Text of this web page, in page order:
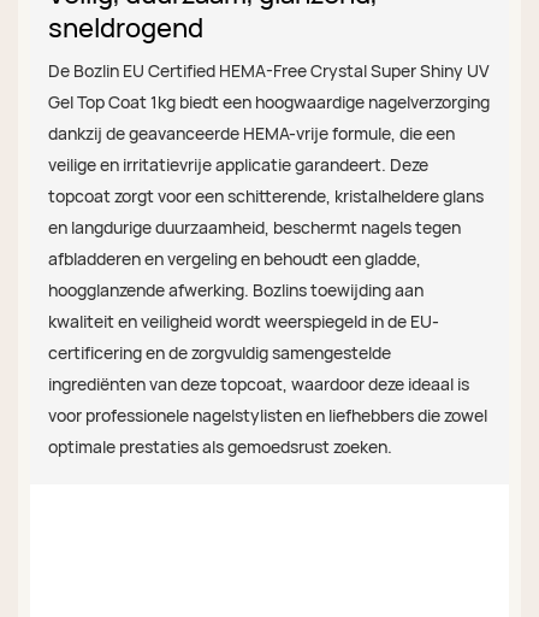
sneldrogend
De Bozlin EU Certified HEMA-Free Crystal Super Shiny UV
Gel Top Coat 1kg biedt een hoogwaardige nagelverzorging
dankzij de geavanceerde HEMA-vrije formule, die een
veilige en irritatievrije applicatie garandeert. Deze
topcoat zorgt voor een schitterende, kristalheldere glans
en langdurige duurzaamheid, beschermt nagels tegen
afbladderen en vergeling en behoudt een gladde,
hoogglanzende afwerking. Bozlins toewijding aan
kwaliteit en veiligheid wordt weerspiegeld in de EU-
certificering en de zorgvuldig samengestelde
ingrediënten van deze topcoat, waardoor deze ideaal is
voor professionele nagelstylisten en liefhebbers die zowel
optimale prestaties als gemoedsrust zoeken.